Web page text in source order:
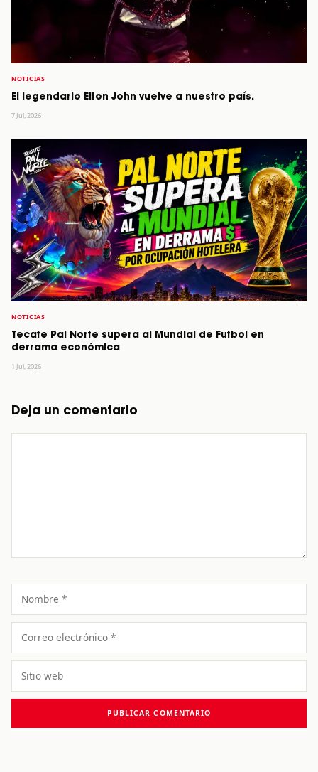
NOTICIAS
El legendario Elton John vuelve a nuestro país.
7 Jul, 2026
NOTICIAS
Tecate Pal Norte supera al Mundial de Futbol en
derrama económica
1 Jul, 2026
Deja un comentario
Comentario
Nombre
Correo
electrónico
Sitio
web